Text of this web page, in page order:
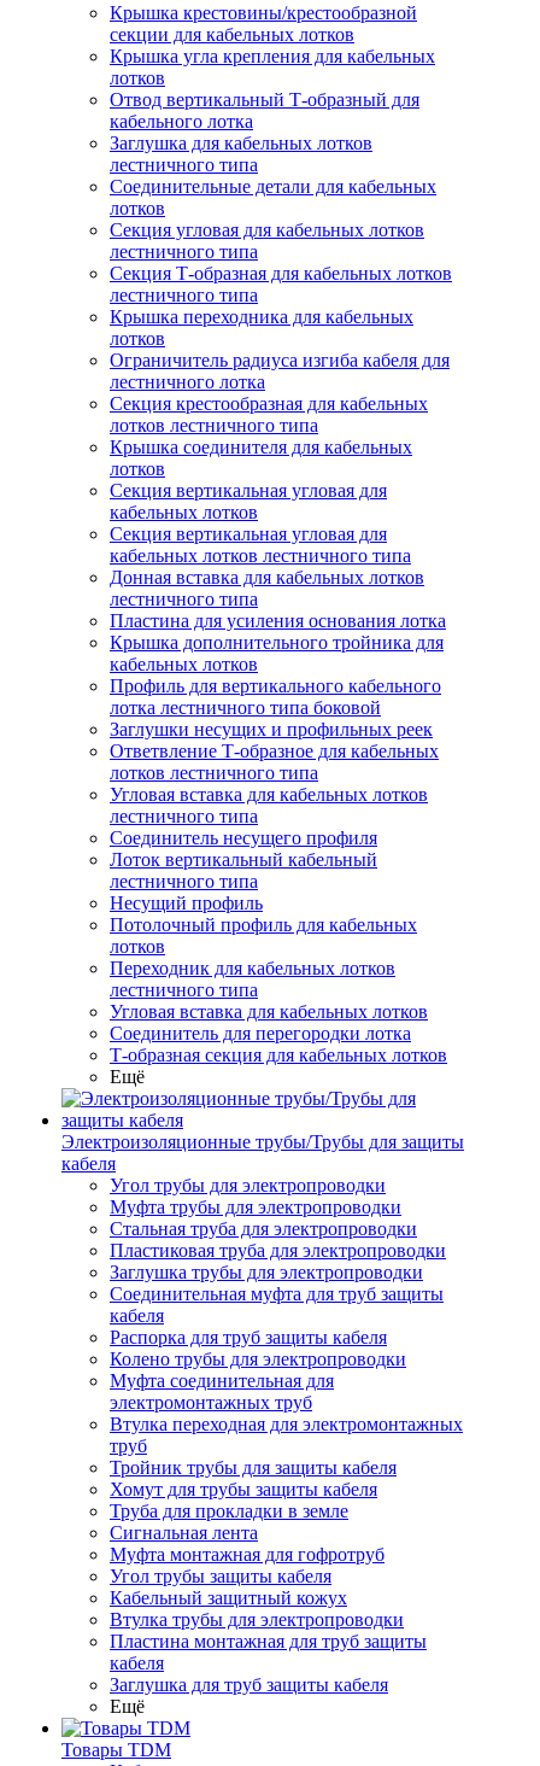
Крышка крестовины/крестообразной
секции для кабельных лотков
Крышка угла крепления для кабельных
лотков
Отвод вертикальный Т-образный для
кабельного лотка
Заглушка для кабельных лотков
лестничного типа
Соединительные детали для кабельных
лотков
Секция угловая для кабельных лотков
лестничного типа
Секция Т-образная для кабельных лотков
лестничного типа
Крышка переходника для кабельных
лотков
Ограничитель радиуса изгиба кабеля для
лестничного лотка
Секция крестообразная для кабельных
лотков лестничного типа
Крышка соединителя для кабельных
лотков
Секция вертикальная угловая для
кабельных лотков
Секция вертикальная угловая для
кабельных лотков лестничного типа
Донная вставка для кабельных лотков
лестничного типа
Пластина для усиления основания лотка
Крышка дополнительного тройника для
кабельных лотков
Профиль для вертикального кабельного
лотка лестничного типа боковой
Заглушки несущих и профильных реек
Ответвление Т-образное для кабельных
лотков лестничного типа
Угловая вставка для кабельных лотков
лестничного типа
Соединитель несущего профиля
Лоток вертикальный кабельный
лестничного типа
Несущий профиль
Потолочный профиль для кабельных
лотков
Переходник для кабельных лотков
лестничного типа
Угловая вставка для кабельных лотков
Соединитель для перегородки лотка
Т-образная секция для кабельных лотков
Ещё
Электроизоляционные трубы/Трубы для защиты
кабеля
Угол трубы для электропроводки
Муфта трубы для электропроводки
Стальная труба для электропроводки
Пластиковая труба для электропроводки
Заглушка трубы для электропроводки
Соединительная муфта для труб защиты
кабеля
Распорка для труб защиты кабеля
Колено трубы для электропроводки
Муфта соединительная для
электромонтажных труб
Втулка переходная для электромонтажных
труб
Тройник трубы для защиты кабеля
Хомут для трубы защиты кабеля
Труба для прокладки в земле
Сигнальная лента
Муфта монтажная для гофротруб
Угол трубы защиты кабеля
Кабельный защитный кожух
Втулка трубы для электропроводки
Пластина монтажная для труб защиты
кабеля
Заглушка для труб защиты кабеля
Ещё
Товары TDM